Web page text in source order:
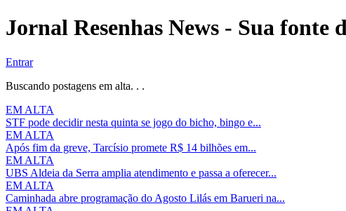
Jornal Resenhas News - Sua
Entrar
Buscando postagens em alta. . .
EM ALTA
STF pode decidir nesta quinta se jogo do bicho, bingo e...
EM ALTA
Após fim da greve, Tarcísio promete R$ 14 bilhões em...
EM ALTA
UBS Aldeia da Serra amplia atendimento e passa a oferecer...
EM ALTA
Caminhada abre programação do Agosto Lilás em Barueri na...